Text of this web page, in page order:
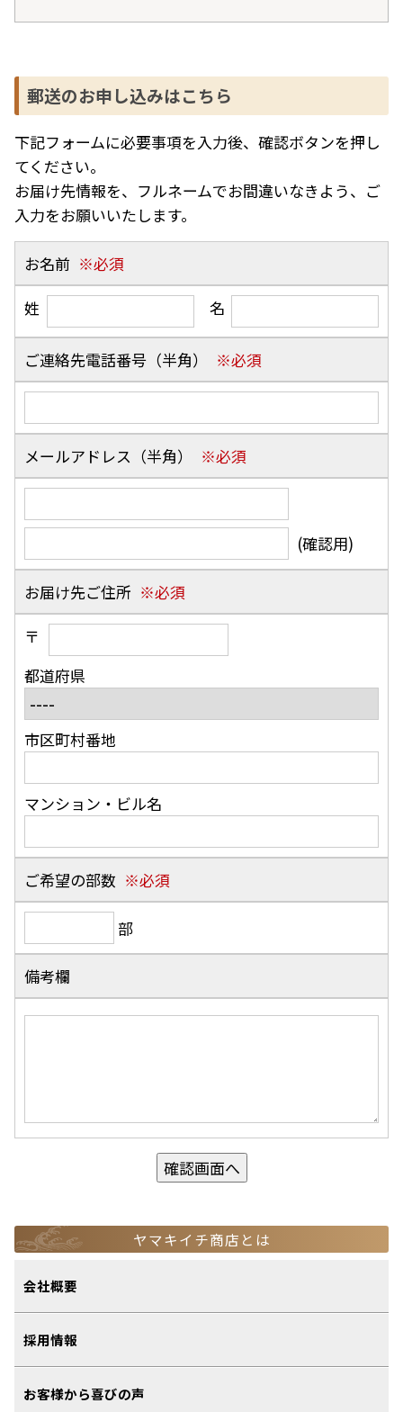
郵送のお申し込みはこちら
下記フォームに必要事項を入力後、確認ボタンを押し
てください。
お届け先情報を、フルネームでお間違いなきよう、ご
入力をお願いいたします。
お名前
姓
名
ご連絡先電話番号（半角）
メールアドレス（半角）
(確認用)
お届け先ご住所
〒
都道府県
市区町村番地
マンション・ビル名
ご希望の部数
部
備考欄
確認画面へ
ヤマキイチ商店とは
会社概要
採用情報
お客様から喜びの声